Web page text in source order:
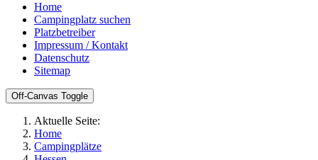
Home
Campingplatz suchen
Platzbetreiber
Impressum / Kontakt
Datenschutz
Sitemap
Off-Canvas Toggle
Aktuelle Seite:
Home
Campingplätze